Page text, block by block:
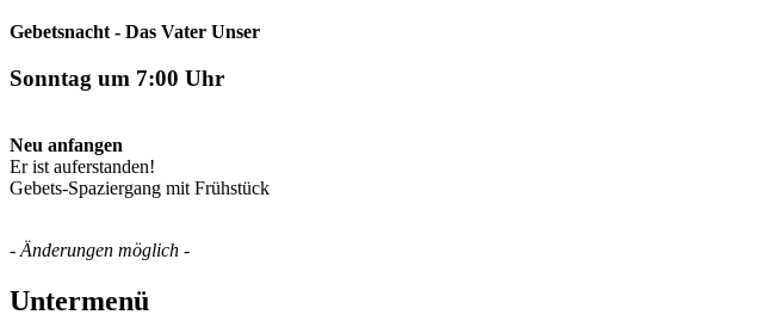
Gebetsnacht - Das Vater Unser
Sonntag um 7:00 Uhr
Neu anfangen
Er ist auferstanden!
Gebets-Spaziergang mit Frühstück
- Änderungen möglich -
Untermenü